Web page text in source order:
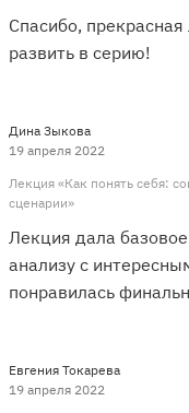
Спасибо,
развить в серию!
Лекция «Как понять себя:
сценарии»
Дина Зыкова
19 апреля 2022
Лекция дала
анализу с
понравилась
Евгения Токарева
19 апреля 2022